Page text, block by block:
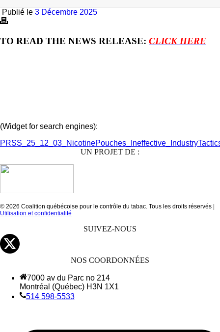
Publié le 3 Décembre 2025
TO READ THE NEWS RELEASE: CLICK HERE
(Widget for search engines):
UN PROJET DE :
© 2026 Coalition québécoise pour le contrôle du tabac. Tous les droits réservés |
Utilisation et confidentialité
SUIVEZ-NOUS
NOS COORDONNÉES
7000 av du Parc no 214
Montréal (Québec) H3N 1X1
514 598-5533